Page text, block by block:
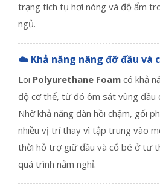
trạng tích tụ hơi nóng và độ ẩm
ngủ.
☁️ Khả năng nâng đỡ đầu và
Lõi Polyurethane Foam có khả
độ cơ thể, từ đó ôm sát vùng đầu
Nhờ khả năng đàn hồi chậm, gối
nhiều vị trí thay vì tập trung vào
thời hỗ trợ giữ đầu và cổ bé ở tư
quá trình nằm nghỉ.